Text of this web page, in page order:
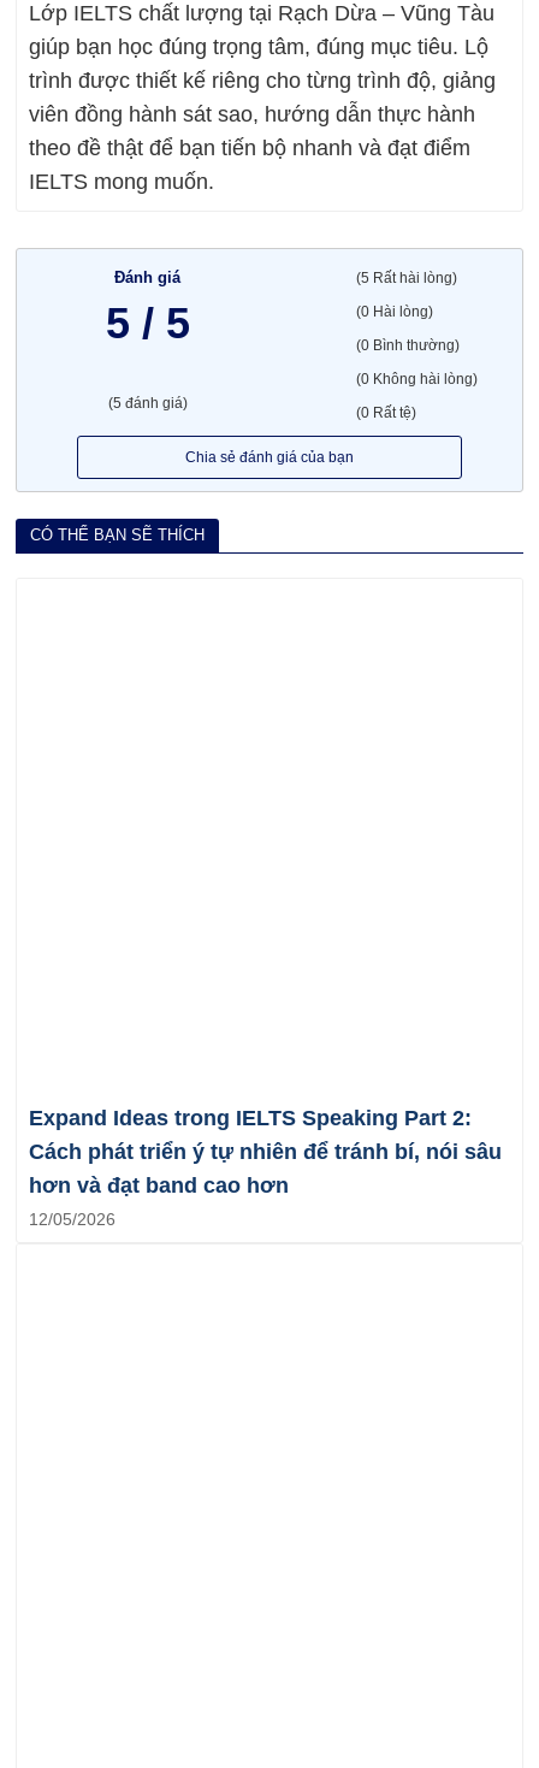
Lớp IELTS chất lượng tại Rạch Dừa – Vũng Tàu
giúp bạn học đúng trọng tâm, đúng mục tiêu. Lộ
trình được thiết kế riêng cho từng trình độ, giảng
viên đồng hành sát sao, hướng dẫn thực hành
theo đề thật để bạn tiến bộ nhanh và đạt điểm
IELTS mong muốn.
Đánh giá
5 / 5
(5 đánh giá)
(5 Rất hài lòng)
(0 Hài lòng)
(0 Bình thường)
(0 Không hài lòng)
(0 Rất tệ)
Chia sẻ đánh giá của bạn
CÓ THỂ BẠN SẼ THÍCH
Expand Ideas trong IELTS Speaking Part 2:
Cách phát triển ý tự nhiên để tránh bí, nói sâu
hơn và đạt band cao hơn
12/05/2026